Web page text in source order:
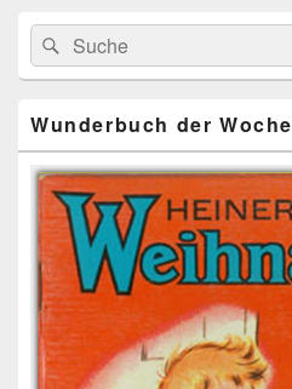
Primärer
Seitenleisten
Widget-
Bereich
Search
for:
Suche
Wunderbuch der Woche